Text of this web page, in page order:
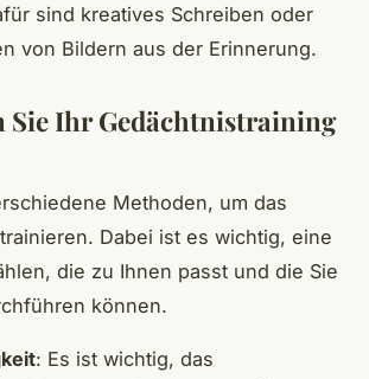
sind kreatives Schreiben oder
von Bildern aus der Erinnerung.
Sie Ihr Gedächtnistraining
Methoden, um das
Dabei ist es wichtig, eine
die zu Ihnen passt und die Sie
können.
: Es ist wichtig, das